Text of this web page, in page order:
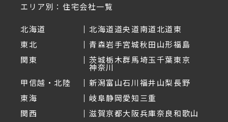
エリア別：住宅会社一覧
北海道 北海道道央道南道北道東
東北
青森岩手宮城秋田山形福島
関東
茨城栃木群馬埼玉千葉東京
神奈川
甲信越・北陸
新潟富山石川福井山梨長野
東海
岐阜静岡愛知三重
関西
滋賀京都大阪兵庫奈良和歌山